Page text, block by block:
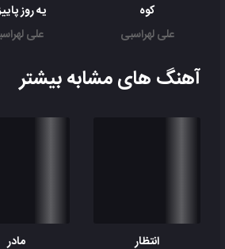
کوه
علی لهراسبی
یه روز
علی
آهنگ های مشابه بیشتر
انتظار مادر